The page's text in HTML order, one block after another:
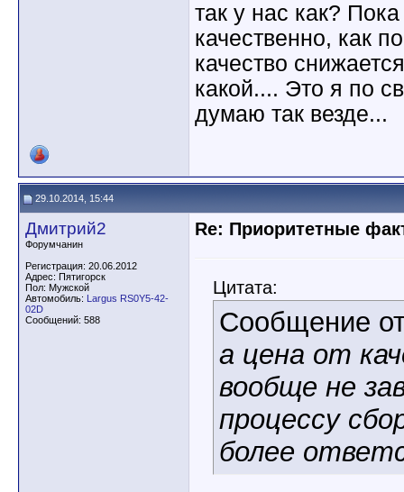
так у нас как?
качественно, как
качество
какой.... Это я по
думаю так везде...
29.10.2014, 15:44
Дмитрий2
Форумчанин
Регистрация: 20.06.2012
Адрес: Пятигорск
Пол: Мужской
Автомобиль: Largus RS0Y5-42-
02D
Сообщений: 588
Re: Приоритетные
Цитата:
Сообщение
а цена от
вообще не
процессу
более